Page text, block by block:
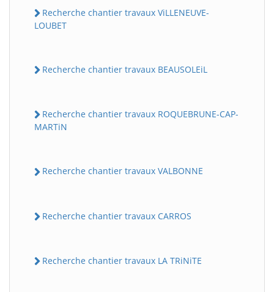
Recherche chantier travaux ViLLENEUVE-
LOUBET
Recherche chantier travaux BEAUSOLEiL
Recherche chantier travaux ROQUEBRUNE-CAP-
MARTiN
Recherche chantier travaux VALBONNE
Recherche chantier travaux CARROS
Recherche chantier travaux LA TRiNiTE